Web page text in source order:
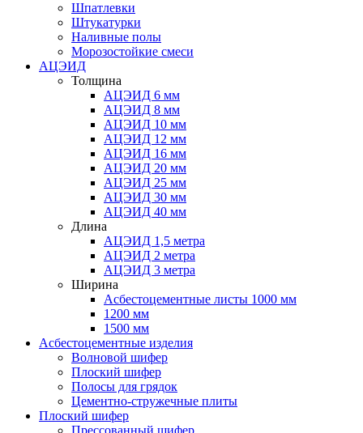
Шпатлевки
Штукатурки
Наливные полы
Морозостойкие смеси
АЦЭИД
Толщина
АЦЭИД 6 мм
АЦЭИД 8 мм
АЦЭИД 10 мм
АЦЭИД 12 мм
АЦЭИД 16 мм
АЦЭИД 20 мм
АЦЭИД 25 мм
АЦЭИД 30 мм
АЦЭИД 40 мм
Длина
АЦЭИД 1,5 метра
АЦЭИД 2 метра
АЦЭИД 3 метра
Ширина
Асбестоцементные листы 1000 мм
1200 мм
1500 мм
Асбестоцементные изделия
Волновой шифер
Плоский шифер
Полосы для грядок
Цементно-стружечные плиты
Плоский шифер
Прессованный шифер